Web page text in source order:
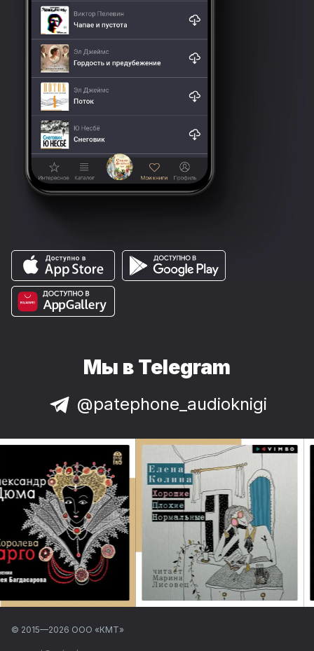
Мы в Telegram
@patephone_audioknigi
© 2015—2026 ООО «КМТ»